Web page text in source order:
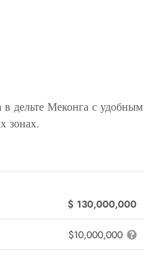
в дельте Меконга с удобным
зонах.
$ 130,000,000
$10,000,000